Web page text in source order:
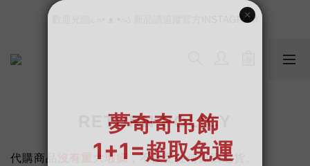
📣如果遇到結帳沒有反應，請另開瀏覽器 (不要直接從ig連結網站
歡迎光臨૮⍝• ᴥ •⍝ა 新品請追蹤官方INSTAGRAM
📣如果遇到結帳沒有反應，請另開瀏覽器 (不要直接從ig連結網站
RETURN POLICY
代購商品 沒有重大瑕疵 ，不接受任何原因退貨。